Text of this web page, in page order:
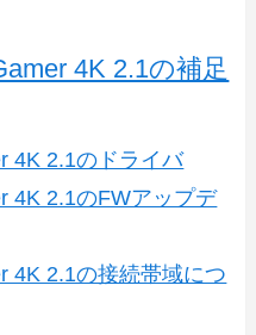
4K 2.1の補足
4K 2.1のドライバ
4K 2.1のFWアップデ
4K 2.1の接続帯域につ